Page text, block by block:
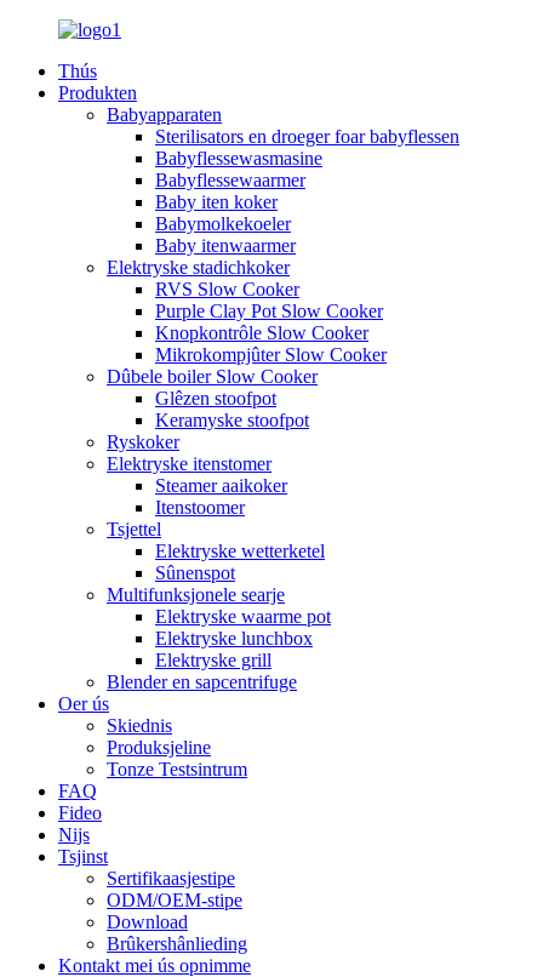
Thús
Produkten
Babyapparaten
Sterilisators en droeger foar babyflessen
Babyflessewasmasine
Babyflessewaarmer
Baby iten koker
Babymolkekoeler
Baby itenwaarmer
Elektryske stadichkoker
RVS Slow Cooker
Purple Clay Pot Slow Cooker
Knopkontrôle Slow Cooker
Mikrokompjûter Slow Cooker
Dûbele boiler Slow Cooker
Glêzen stoofpot
Keramyske stoofpot
Ryskoker
Elektryske itenstomer
Steamer aaikoker
Itenstoomer
Tsjettel
Elektryske wetterketel
Sûnenspot
Multifunksjonele searje
Elektryske waarme pot
Elektryske lunchbox
Elektryske grill
Blender en sapcentrifuge
Oer ús
Skiednis
Produksjeline
Tonze Testsintrum
FAQ
Fideo
Nijs
Tsjinst
Sertifikaasjestipe
ODM/OEM-stipe
Download
Brûkershânlieding
Kontakt mei ús opnimme